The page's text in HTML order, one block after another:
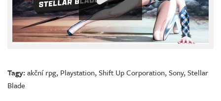
Tagy:akční rpg, Playstation,Shift Up Corporation,Sony,Stellar
Blade